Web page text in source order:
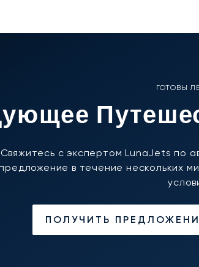
ГОТОВЫ
Свяжитесь с экспертом LunaJets по
в течение нескольких
ПОЛУЧИТЬ